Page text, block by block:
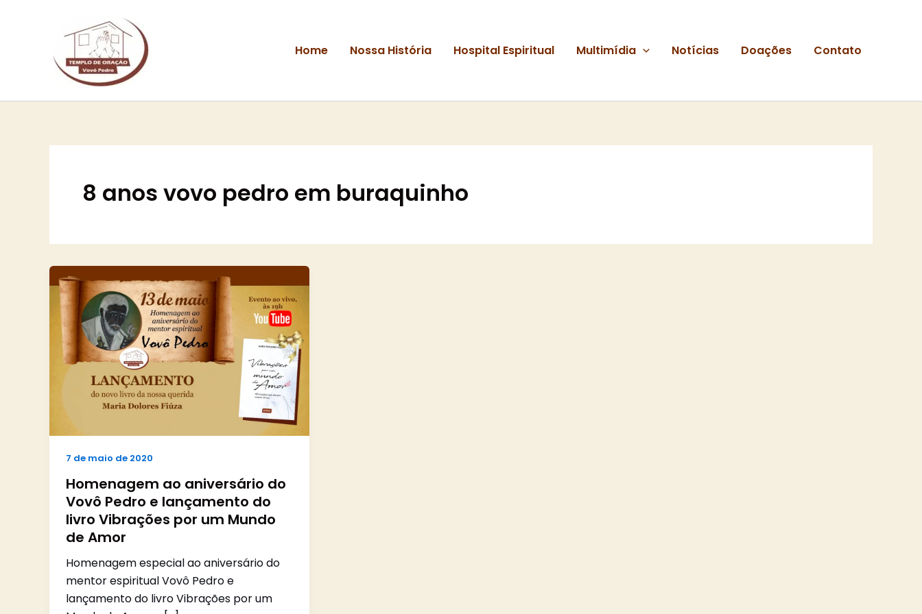
Home Nossa História Hospital Espiritual Multimídia Notícias Doações Contato
8 anos vovo pedro em buraquinho
7 de maio de 2020
Homenagem ao aniversário do
Vovô Pedro e lançamento do
livro Vibrações por um Mundo
de Amor
Homenagem especial ao aniversário do
mentor espiritual Vovô Pedro e
lançamento do livro Vibrações por um